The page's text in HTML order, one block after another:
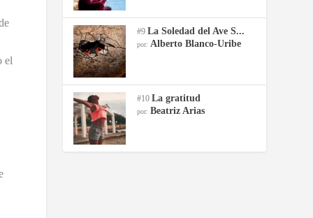
el
#9La Soledad del Ave S...
por: Alberto Blanco-Uribe
#10La gratitud
por: Beatriz Arias